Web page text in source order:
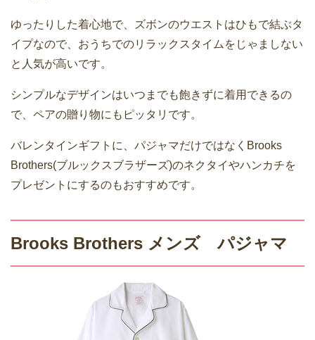
ゆったりした着心地で、ズボンのウエストはひもで結ぶタ
イプなので、おうちでのリラックスタイムをじゃましない
と人気が高いです。
シンプルなデザインはいつまでも飽きずに着用できるの
で、ペアの贈り物にもピッタリです。
バレンタインギフトに、パジャマだけではなくBrooks
Brothers(ブルックスブラザーズ)のネクタイやハンカチを
プレゼントにするのもおすすめです。
Brooks Brothers メンズ パジャマ